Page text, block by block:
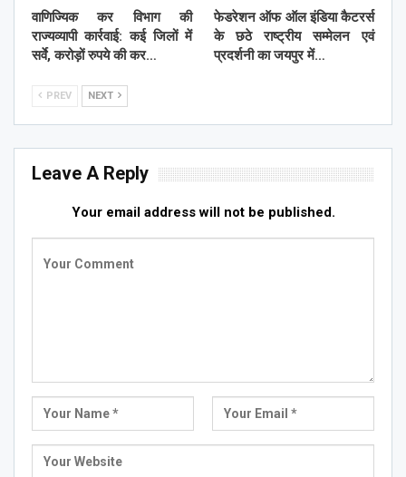
वाणिज्यिक कर विभाग की
राज्यव्यापी कार्रवाई: कई जिलों में
सर्वे, करोड़ों रुपये की कर…
फेडरेशन ऑफ ऑल इंडिया कैटरर्स
के छठे राष्ट्रीय सम्मेलन एवं
प्रदर्शनी का जयपुर में…
PREV NEXT
Leave A Reply
Your email address will not be published.